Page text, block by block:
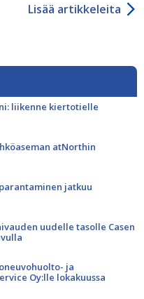
Lisää artikkeleita
liikenne kiertotielle
atNorthin
jatkuu
uudelle tasolle Casen
ja
Oy:lle lokakuussa